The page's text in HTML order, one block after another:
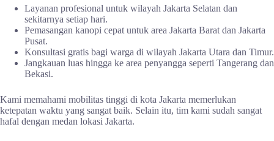
Layanan profesional untuk wilayah Jakarta Selatan dan
sekitarnya setiap hari.
Pemasangan kanopi cepat untuk area Jakarta Barat dan Jakarta
Pusat.
Konsultasi gratis bagi warga di wilayah Jakarta Utara dan Timur.
Jangkauan luas hingga ke area penyangga seperti Tangerang dan
Bekasi.
Kami memahami mobilitas tinggi di kota Jakarta memerlukan
ketepatan waktu yang sangat baik. Selain itu, tim kami sudah sangat
hafal dengan medan lokasi Jakarta.